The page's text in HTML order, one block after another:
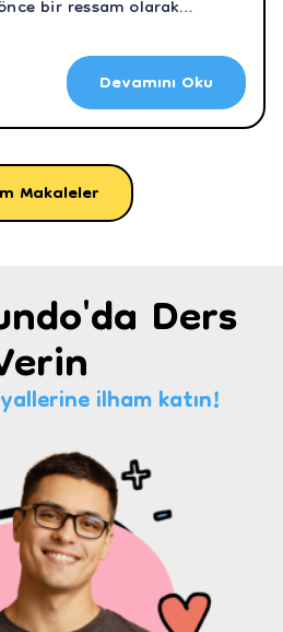
bir ressam olarak
dikkat çeken eserleri,
hakkında merakDevamını Oku
Makaleler
Ders
ilham katın!